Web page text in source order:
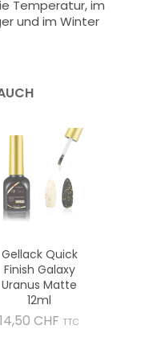
Temperatur, im
und im Winter
Gellack Quick
Finish Galaxy
Uranus Matte
12ml
14,50 CHF Preis
TTC